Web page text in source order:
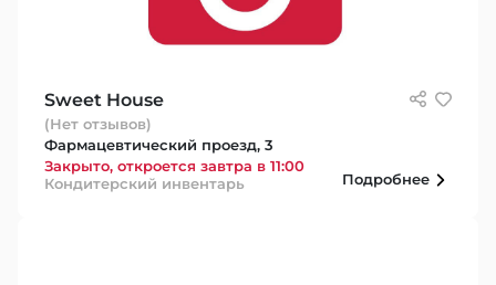
Sweet House
(Нет отзывов)
Фармацевтический проезд, 3
Закрыто, откроется завтра в 11:00
Кондитерский инвентарь
Подробнее